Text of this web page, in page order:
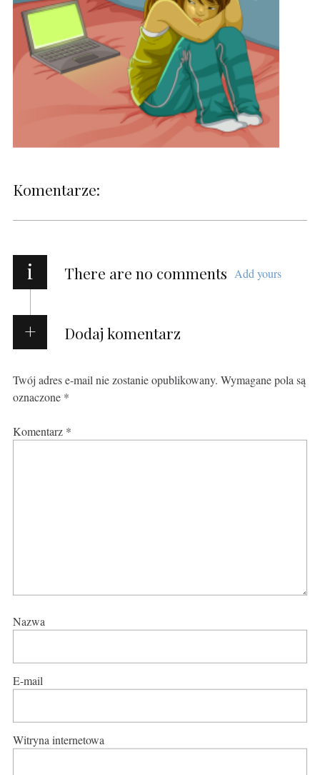
Komentarze:
i There are no comments Add yours
Dodaj komentarz
Twój adres e-mail nie zostanie opublikowany. Wymagane pola są
oznaczone *
Komentarz *
Nazwa
E-mail
Witryna internetowa